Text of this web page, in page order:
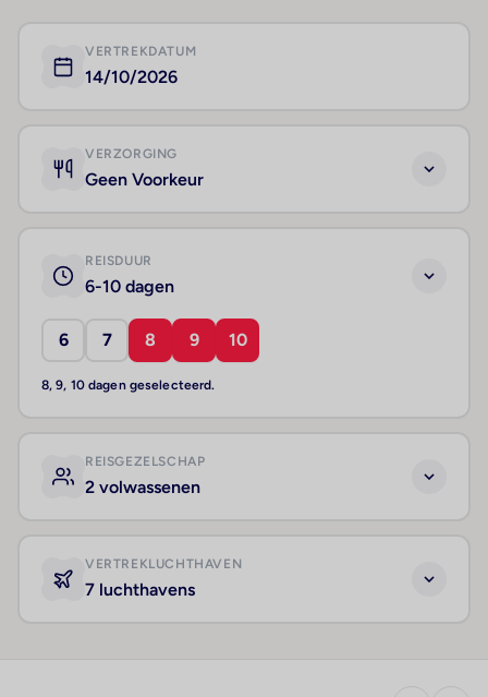
VERTREKDATUM
14/10/2026
VERZORGING
Geen Voorkeur
REISDUUR
6-10 dagen
6 7 8 9 10
8, 9, 10 dagen geselecteerd.
REISGEZELSCHAP
2 volwassenen
VERTREKLUCHTHAVEN
7 luchthavens